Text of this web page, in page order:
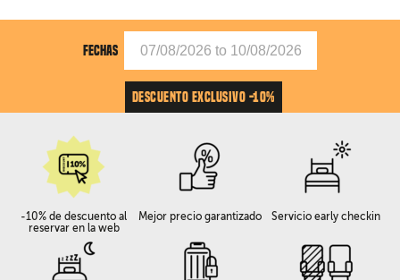
FECHAS
DESCUENTO EXCLUSIVO -10%
-10% de descuento al
reservar en la web
Mejor precio garantizado Servicio early checkin